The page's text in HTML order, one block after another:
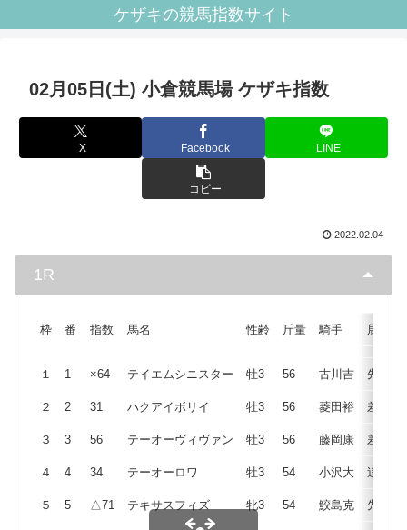
ケザキの競馬指数サイト
02月05日(土) 小倉競馬場 ケザキ指数
X Facebook LINE
コピー
2022.02.04
1R
枠 番 指数 馬名 性齢 斤量 騎手 展開
１ 1 ×64 テイエムシニスター 牡3 56 古川吉 先
２ 2 31 ハクアイボリイ 牡3 56 菱田裕 差
３ 3 56 テーオーヴィヴァン 牡3 56 藤岡康 差
４ 4 34 テーオーロワ 牡3 54 小沢大 追
５ 5 △71 テキサスフィズ 牝3 54 鮫島克 先